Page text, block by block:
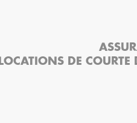
LOCATIONS DE